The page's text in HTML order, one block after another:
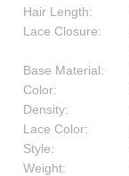
Hair Length:
Lace Closure:
Base Material:
Color:
Density:
Lace Color:
Style:
Weight: